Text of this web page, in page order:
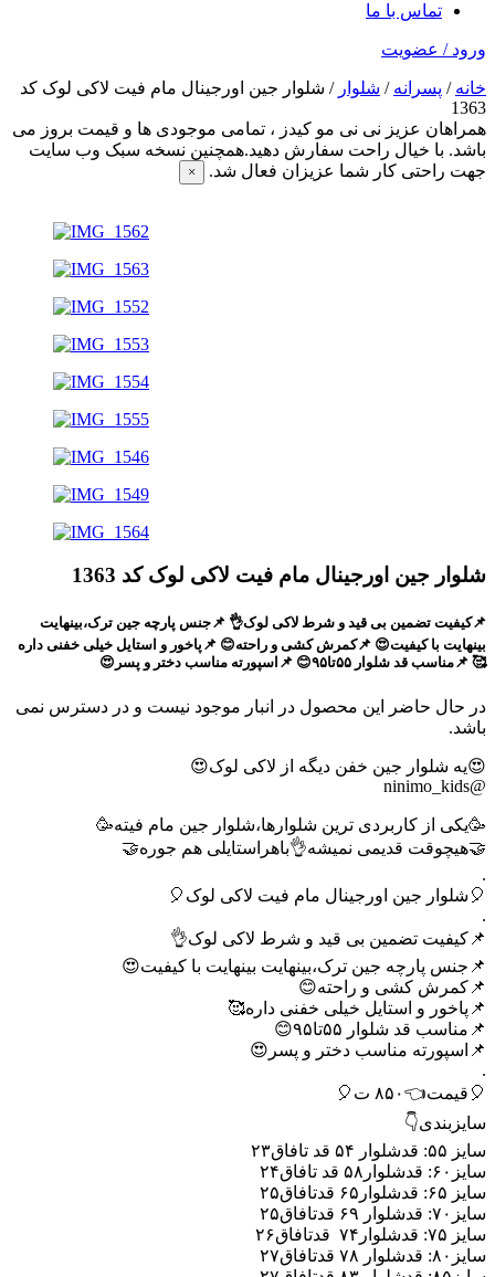
تماس با ما
ورود / عضویت
خانه / پسرانه / شلوار / شلوار جین اورجینال مام فیت لاکی لوک کد
1363
همراهان عزیز نی نی مو کیدز ، تمامی موجودی ها و قیمت بروز می
باشد. با خیال راحت سفارش دهید.همچنین نسخه سبک وب سایت
جهت راحتی کار شما عزیزان فعال شد.
×
شلوار جین اورجینال مام فیت لاکی لوک کد 1363
📌کیفیت تضمین بی قید و شرط لاکی لوک👌 📌جنس پارچه جین ترک،بینهایت
بینهایت با کیفیت😍 📌کمرش کشی و راحته😊 📌پاخور و استایل خیلی خفنی داره
🥰 📌مناسب قد شلوار ۵۵تا۹۵😊 📌اسپورته مناسب دختر و پسر😍
در حال حاضر این محصول در انبار موجود نیست و در دسترس نمی
باشد.
😍یه شلوار جین خفن دیگه از لاکی لوک😍
@ninimo_kids
🥳یکی از کاربردی ترین شلوارها،شلوار جین مام فیته🥳
🤝هیچوقت قدیمی نمیشه👌باهراستایلی هم جوره🤝
.
🎈شلوار جین اورجینال مام فیت لاکی لوک🎈
.
📌کیفیت تضمین بی قید و شرط لاکی لوک👌
📌جنس پارچه جین ترک،بینهایت بینهایت با کیفیت😍
📌کمرش کشی و راحته😊
📌پاخور و استایل خیلی خفنی داره🥰
📌مناسب قد شلوار ۵۵تا۹۵😊
📌اسپورته مناسب دختر و پسر😍
.
🎈قیمت👈۸۵۰ ت🎈
سایزبندی👇
سایز ۵۵: قدشلوار ۵۴ قد تافاق۲۳
سایز۶۰: قدشلوار۵۸ قد تافاق۲۴
سایز ۶۵: قدشلوار۶۵ قدتافاق۲۵
سایز۷۰: قدشلوار ۶۹ قدتافاق۲۵
سایز ۷۵: قدشلوار۷۴ قدتافاق۲۶
سایز۸۰: قدشلوار ۷۸ قدتافاق۲۷